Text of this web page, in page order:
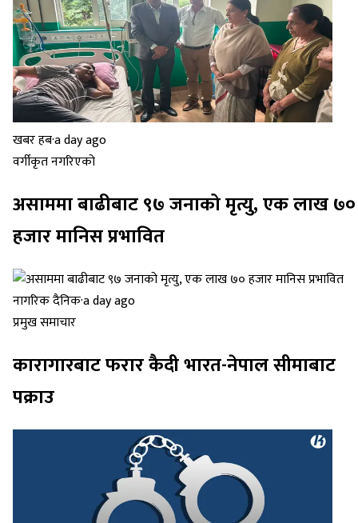
खबर हब·a day ago
वर्गीकृत नगरिएको
असाममा बाढीबाट ९७ जनाको मृत्यु, एक लाख ७०
हजार मानिस प्रभावित
नागरिक दैनिक·a day ago
प्रमुख समाचार
कारागारबाट फरार कैदी भारत-नेपाल सीमाबाट
पक्राउ